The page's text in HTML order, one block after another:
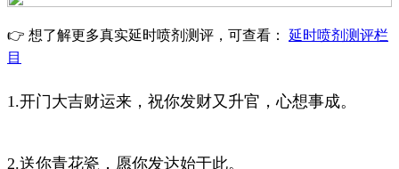
👉 想了解更多真实延时喷剂测评，可查看： 延时喷剂测评栏
目
1.开门大吉财运来，祝你发财又升官，心想事成。
2.送你青花瓷，愿你发达始于此。